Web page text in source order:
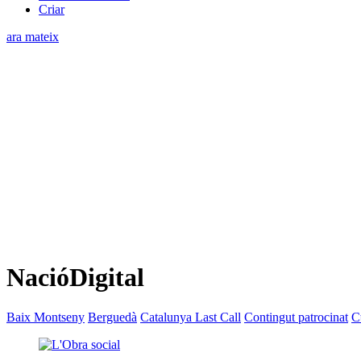
Criar
ara mateix
NacióDigital
Baix Montseny Berguedà Catalunya Last Call Contingut patrocinat